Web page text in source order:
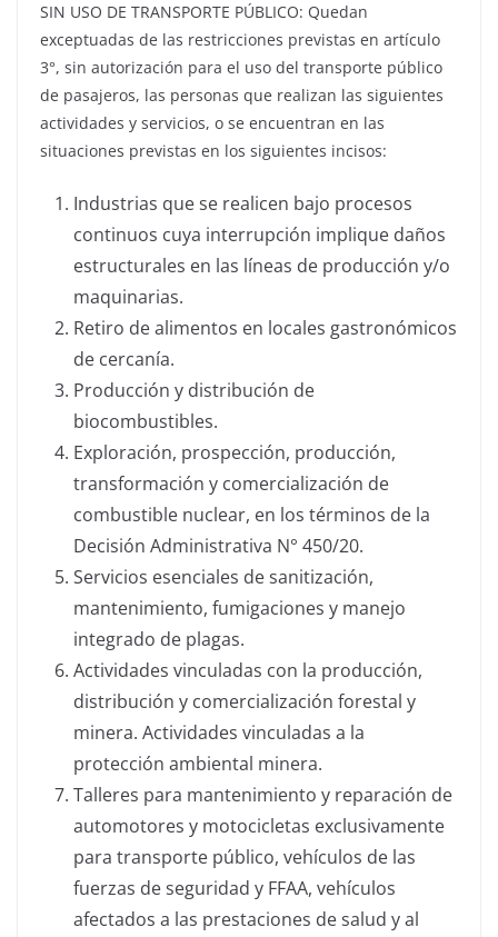
SIN USO DE TRANSPORTE PÚBLICO: Quedan
exceptuadas de las restricciones previstas en artículo
3°, sin autorización para el uso del transporte público
de pasajeros, las personas que realizan las siguientes
actividades y servicios, o se encuentran en las
situaciones previstas en los siguientes incisos:
Industrias que se realicen bajo procesos
continuos cuya interrupción implique daños
estructurales en las líneas de producción y/o
maquinarias.
Retiro de alimentos en locales gastronómicos
de cercanía.
Producción y distribución de
biocombustibles.
Exploración, prospección, producción,
transformación y comercialización de
combustible nuclear, en los términos de la
Decisión Administrativa N° 450/20.
Servicios esenciales de sanitización,
mantenimiento, fumigaciones y manejo
integrado de plagas.
Actividades vinculadas con la producción,
distribución y comercialización forestal y
minera. Actividades vinculadas a la
protección ambiental minera.
Talleres para mantenimiento y reparación de
automotores y motocicletas exclusivamente
para transporte público, vehículos de las
fuerzas de seguridad y FFAA, vehículos
afectados a las prestaciones de salud y al